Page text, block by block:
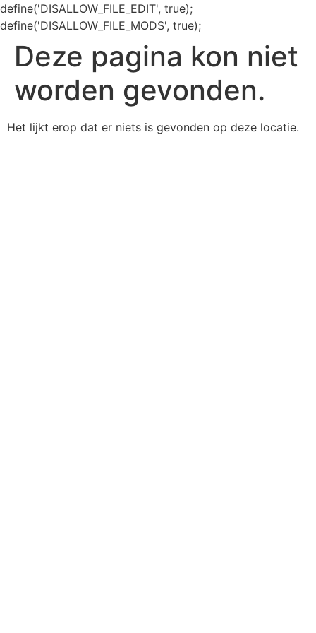
define('DISALLOW_FILE_EDIT', true);
define('DISALLOW_FILE_MODS', true);
Deze pagina kon niet
worden gevonden.
Het lijkt erop dat er niets is gevonden op deze locatie.